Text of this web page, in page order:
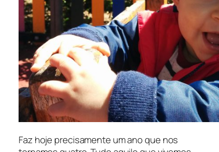
Faz hoje precisamente um ano que nos